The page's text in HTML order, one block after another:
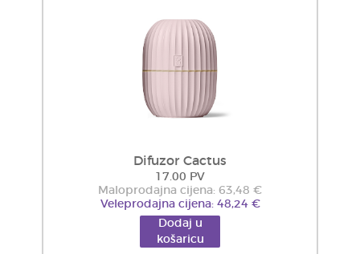
Difuzor Cactus
17.00 PV
Maloprodajna cijena: 63,48 €
Veleprodajna cijena: 48,24 €
Dodaj u
košaricu